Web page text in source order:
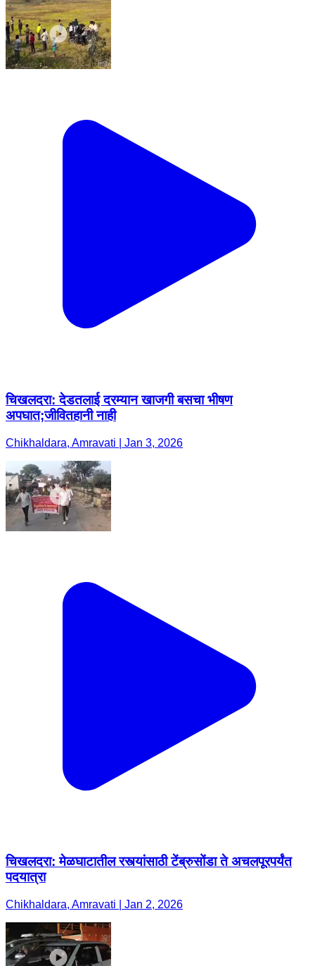
चिखलदरा: देडतलाई दरम्यान खाजगी बसचा भीषण
अपघात;जीवितहानी नाही
Chikhaldara, Amravati | Jan 3, 2026
चिखलदरा: मेळघाटातील रस्त्यांसाठी टेंब्रुसोंडा ते अचलपूरपर्यंत
पदयात्रा
Chikhaldara, Amravati | Jan 2, 2026